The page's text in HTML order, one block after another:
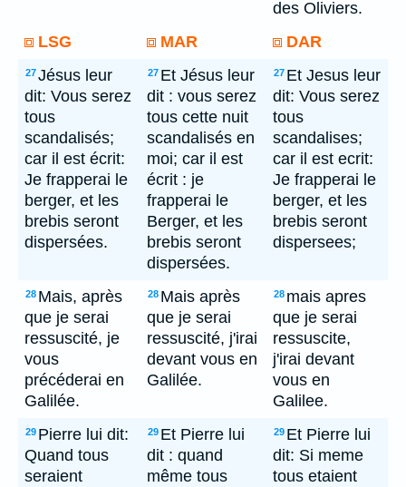
des Oliviers.
LSG
MAR DAR
27Jésus leur
dit: Vous serez
tous
scandalisés;
car il est écrit:
Je frapperai le
berger, et les
brebis seront
dispersées.
27 Et Jésus leur
dit : vous serez
tous cette nuit
scandalisés en
moi; car il est
écrit : je
frapperai le
Berger, et les
brebis seront
dispersées.
27 Et Jesus leur
dit: Vous serez
tous
scandalises;
car il est ecrit:
Je frapperai le
berger, et les
brebis seront
dispersees;
28 Mais, après
que je serai
ressuscité, je
vous
précéderai en
Galilée.
28 Mais après
que je serai
ressuscité, j'irai
devant vous en
Galilée.
28 mais apres
que je serai
ressuscite,
j'irai devant
vous en
Galilee.
29 Pierre lui dit:
Quand tous
seraient
29 Et Pierre lui
dit : quand
même tous
29 Et Pierre lui
dit: Si meme
tous etaient